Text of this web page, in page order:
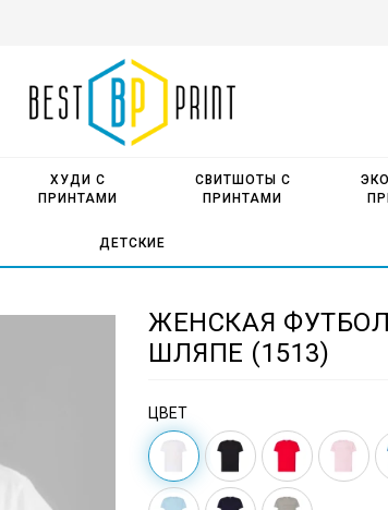
ХУДИ С
ПРИНТАМИ
СВИТШОТЫ С
ПРИНТАМИ
ДЕТСКИЕ
ЖЕНСКАЯ
ШЛЯПЕ (1513)
ЦВЕТ